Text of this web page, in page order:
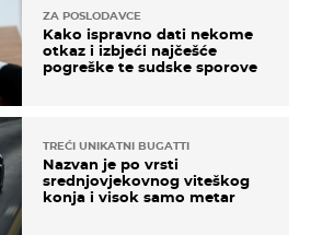
ZA POSLODAVCE
Kako ispravno dati nekome
otkaz i izbjeći najčešće
pogreške te sudske sporove
TREĆI UNIKATNI BUGATTI
Nazvan je po vrsti
srednjovjekovnog viteškog
konja i visok samo metar